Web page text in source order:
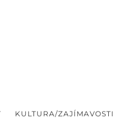
KULTURA/ZAJÍMAVOSTI